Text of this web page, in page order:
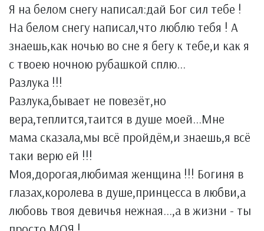
Я на белом снегу написал:дай Бог сил тебе !
На белом снегу написал,что люблю тебя ! А
знаешь,как ночью во сне я бегу к тебе,и как я
с твоею ночною рубашкой сплю...
Разлука !!!
Разлука,бывает не повезёт,но
вера,теплится,таится в душе моей...Мне
мама сказала,мы всё пройдём,и знаешь,я всё
таки верю ей !!!
Моя,дорогая,любимая женщина !!! Богиня в
глазах,королева в душе,принцесса в любви,а
любовь твоя девичья нежная...,а в жизни - ты